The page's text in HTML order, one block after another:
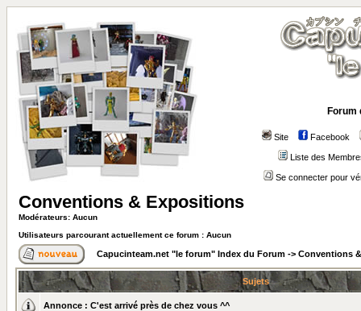
Forum
Site Facebook
Liste des
Se connecter pour
Conventions & Expositions
Modérateurs: Aucun
Utilisateurs parcourant actuellement ce forum : Aucun
Capucinteam.net "le forum" Index du Forum -> Conventions
Sujets
Annonce : C'est arrivé près de chez vous ^^